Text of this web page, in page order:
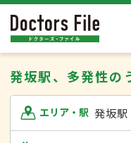
発坂駅、多発性の
エリア・駅 発坂駅